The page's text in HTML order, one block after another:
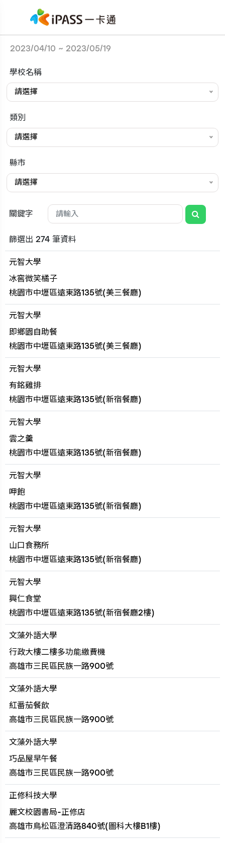
2023/04/10 ~ 2023/05/19
學校名稱
請選擇
類別
請選擇
縣市
請選擇
關鍵字
篩選出 274 筆資料
元智大學
冰窖微笑橘子
桃園市中壢區遠東路135號(美三餐廳)
元智大學
即鄉園自助餐
桃園市中壢區遠東路135號(美三餐廳)
元智大學
有銘雞排
桃園市中壢區遠東路135號(新宿餐廳)
元智大學
雲之羹
桃園市中壢區遠東路135號(新宿餐廳)
元智大學
呷飽
桃園市中壢區遠東路135號(新宿餐廳)
元智大學
山口食務所
桃園市中壢區遠東路135號(新宿餐廳)
元智大學
興仁食堂
桃園市中壢區遠東路135號(新宿餐廳2樓)
文藻外語大學
行政大樓二樓多功能繳費機
高雄市三民區民族一路900號
文藻外語大學
紅番茄餐飲
高雄市三民區民族一路900號
文藻外語大學
巧品屋早午餐
高雄市三民區民族一路900號
正修科技大學
麗文校園書局-正修店
高雄市鳥松區澄清路840號(圖科大樓B1樓)